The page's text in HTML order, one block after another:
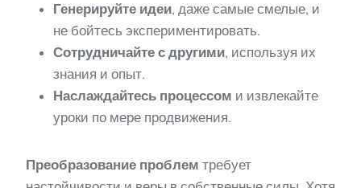
Генерируйте идеи, даже самые смелые, и
не бойтесь экспериментировать.
Сотрудничайте с другими, используя их
знания и опыт.
Наслаждайтесь процессом и извлекайте
уроки по мере продвижения.
Преобразование проблем требует